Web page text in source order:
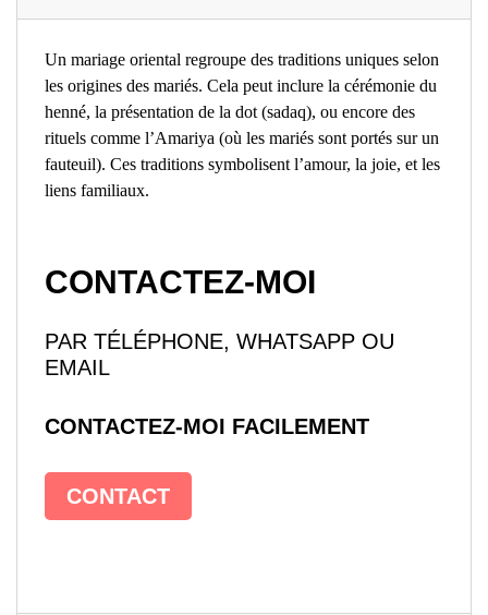
Un mariage oriental regroupe des traditions uniques selon
les origines des mariés. Cela peut inclure la cérémonie du
henné, la présentation de la dot (sadaq), ou encore des
rituels comme l’Amariya (où les mariés sont portés sur un
fauteuil). Ces traditions symbolisent l’amour, la joie, et les
liens familiaux.
CONTACTEZ-MOI
PAR TÉLÉPHONE, WHATSAPP OU
EMAIL
CONTACTEZ-MOI FACILEMENT
CONTACT